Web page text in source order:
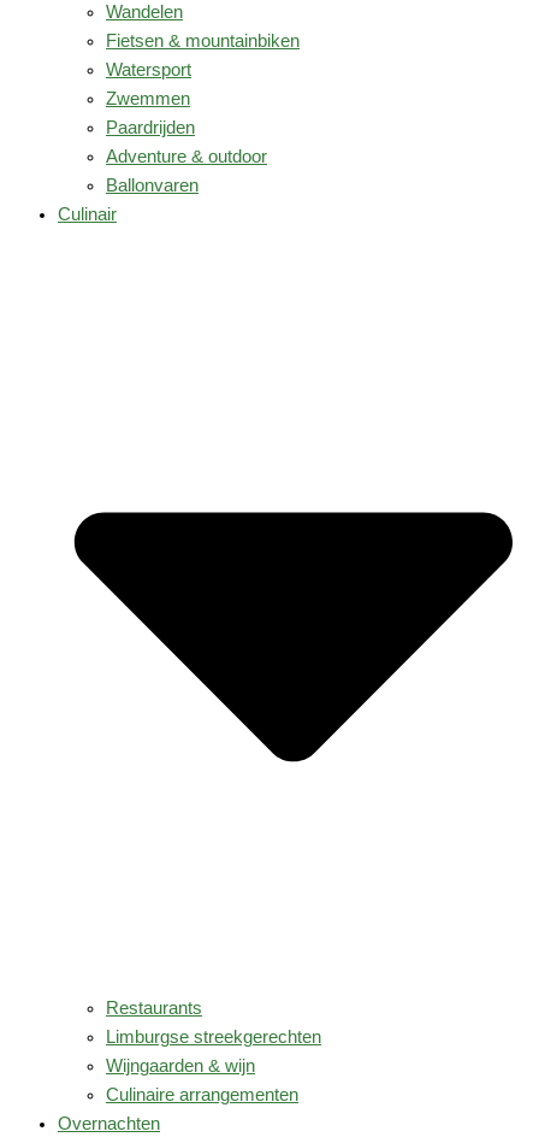
Wandelen
Fietsen & mountainbiken
Watersport
Zwemmen
Paardrijden
Adventure & outdoor
Ballonvaren
Culinair
Restaurants
Limburgse streekgerechten
Wijngaarden & wijn
Culinaire arrangementen
Overnachten